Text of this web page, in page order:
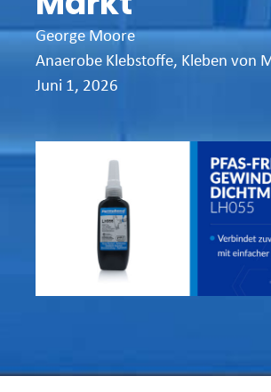
George Moore
Anaerobe Klebstoffe, Kleben von
Juni 1, 2026